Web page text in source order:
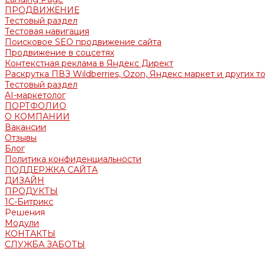
ПРОДВИЖЕНИЕ
Тестовый раздел
Тестовая навигация
Поисковое SEO продвижение сайта
Продвижение в соцсетях
Контекстная реклама в Яндекс Директ
Раскрутка ПВЗ Wildberries, Ozon, Яндекс маркет и других
Тестовый раздел
AI-маркетолог
ПОРТФОЛИО
О КОМПАНИИ
Вакансии
Отзывы
Блог
Политика конфиденциальности
ПОДДЕРЖКА САЙТА
ДИЗАЙН
ПРОДУКТЫ
1С-Битрикс
Решения
Модули
КОНТАКТЫ
СЛУЖБА ЗАБОТЫ